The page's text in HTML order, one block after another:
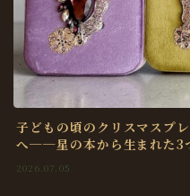
子どもの頃のクリスマス
へ──星の本から生まれた3
2026.07.05